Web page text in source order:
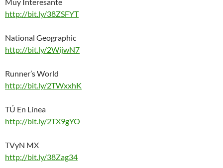
http://bit.ly/38ZSFYT
National Geographic
http://bit.ly/2WijwN7
Runner’s World
http://bit.ly/2TWxxhK
TÚ En Línea
http://bit.ly/2TX9gYO
TVyN MX
http://bit.ly/38Zag34